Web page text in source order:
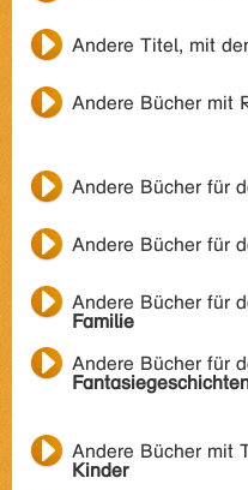
Andere Titel, mit
Andere Bücher mit
Andere Bücher für
Andere Bücher für
Andere Bücher für
Familie
Andere Bücher für
Andere Bücher mit
Kinder